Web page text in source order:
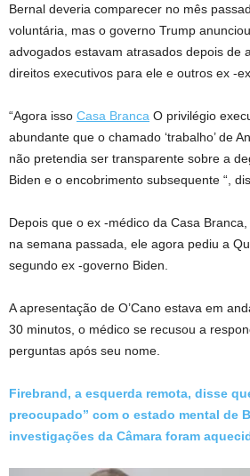
Bernal deveria comparecer no mês
voluntária, mas o governo Trump
advogados estavam atrasados depois de
direitos executivos para ele e outros ex -
“Agora isso Casa Branca O privilégio
abundante que o chamado ‘trabalho’ de
não pretendia ser transparente sobre a
Biden e o encobrimento subsequente “,
Depois que o ex -médico da Casa Branca,
na semana passada, ele agora pediu a
segundo ex -governo Biden.
A apresentação de O’Cano estava em
30 minutos, o médico se recusou a
perguntas após seu nome.
Firebrand, a esquerda remota, disse
preocupado” com o estado mental de
investigações da Câmara foram